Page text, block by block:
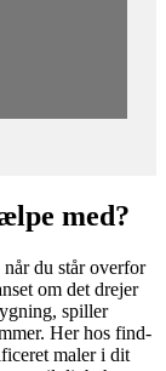
med?
du står overfor
om det drejer
spiller
Her hos find-
maler i dit